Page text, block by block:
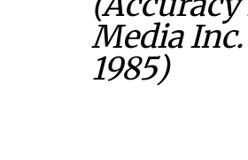
Media Inc.
1985)